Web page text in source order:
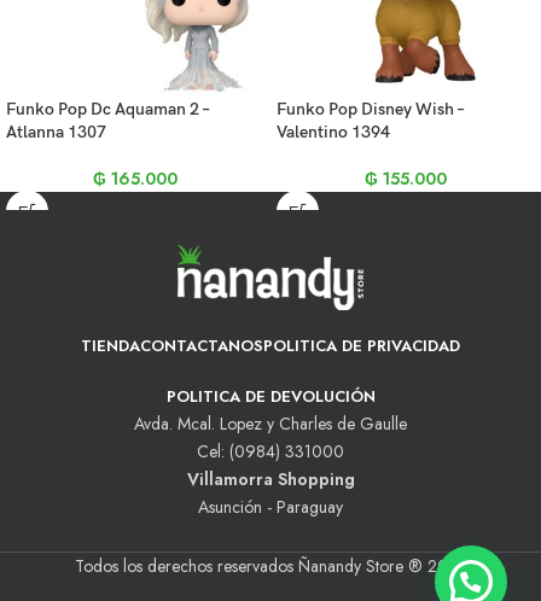
Funko Pop Dc Aquaman 2 –
Atlanna 1307
₲ 165.000
Funko Pop Disney Wish –
Valentino 1394
₲ 155.000
TIENDACONTACTANOSPOLITICA DE PRIVACIDAD
POLITICA DE DEVOLUCIÓN
Avda. Mcal. Lopez y Charles de Gaulle
Cel: (0984) 331000
Villamorra Shopping
Asunción - Paraguay
Todos los derechos reservados Ñanandy Store ® 2025